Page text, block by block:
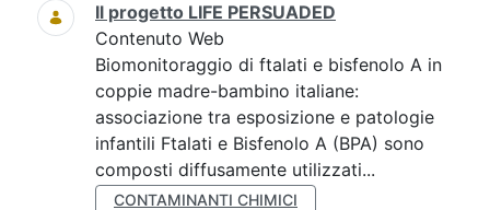
Il progetto LIFE PERSUADED
Contenuto Web
Biomonitoraggio di ftalati e bisfenolo A in
coppie madre-bambino italiane:
associazione tra esposizione e patologie
infantili Ftalati e Bisfenolo A (BPA) sono
composti diffusamente utilizzati...
CONTAMINANTI CHIMICI